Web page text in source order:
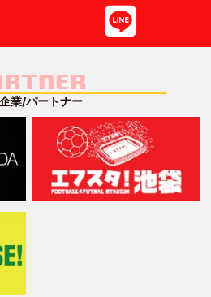
業/パートナー